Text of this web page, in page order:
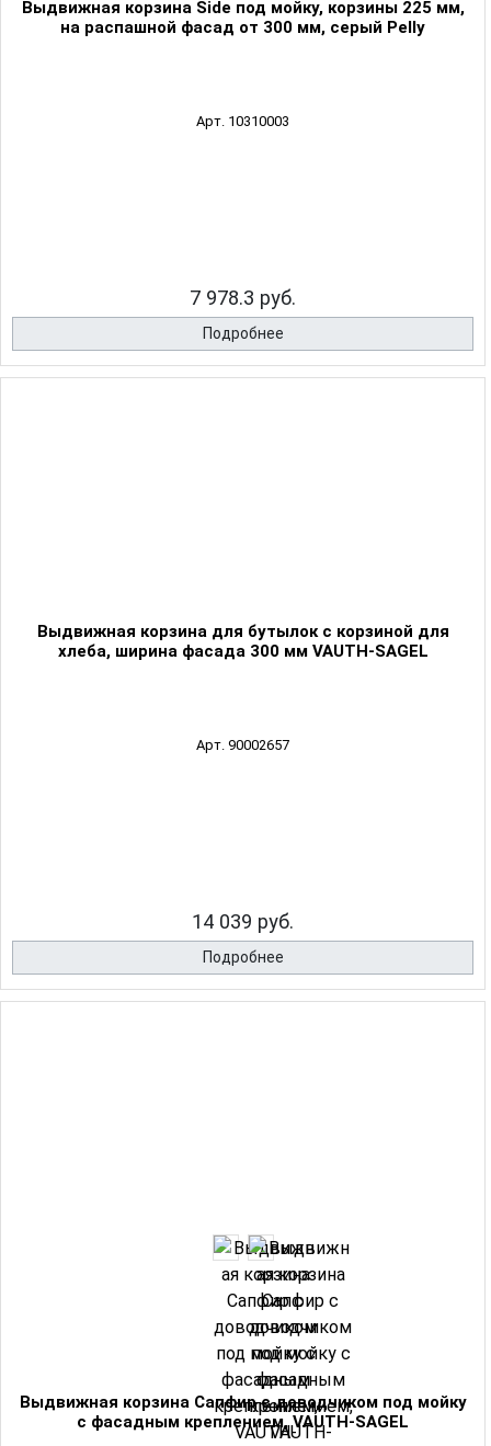
Выдвижная корзина Side под мойку, корзины 225 мм,
на распашной фасад от 300 мм, серый Pelly
Арт. 10310003
7 978.3 руб.
Подробнее
Выдвижная корзина для бутылок с корзиной для
хлеба, ширина фасада 300 мм VAUTH-SAGEL
Арт. 90002657
14 039 руб.
Подробнее
Выдвижная корзина Сапфир с доводчиком под мойку
с фасадным креплением, VAUTH-SAGEL